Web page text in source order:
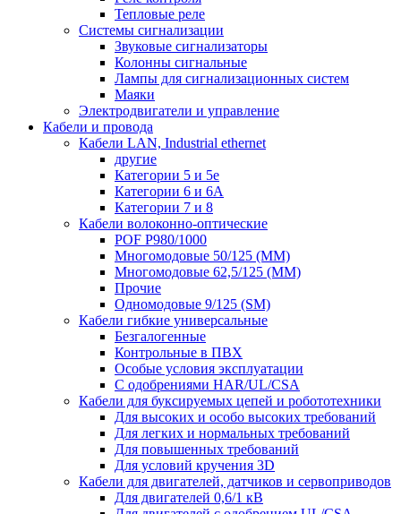
Тепловые реле
Системы сигнализации
Звуковые сигнализаторы
Колонны сигнальные
Лампы для сигнализационных систем
Маяки
Электродвигатели и управление
Кабели и провода
Кабели LAN, Industrial ethernet
другие
Категории 5 и 5е
Категории 6 и 6A
Категории 7 и 8
Кабели волоконно-оптические
POF P980/1000
Многомодовые 50/125 (ММ)
Многомодовые 62,5/125 (ММ)
Прочие
Одномодовые 9/125 (SM)
Кабели гибкие универсальные
Безгалогенные
Контрольные в ПВХ
Особые условия эксплуатации
С одобрениями HAR/UL/CSA
Кабели для буксируемых цепей и робототехники
Для высоких и особо высоких требований
Для легких и нормальных требований
Для повышенных требований
Для условий кручения 3D
Кабели для двигателей, датчиков и сервоприводов
Для двигателей 0,6/1 кВ